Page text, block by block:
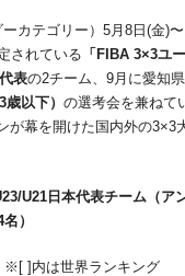
カテゴリー）5月8日(金)
されている 「FIBA 3×3ユ
表の2チーム、9月に愛知
以下） の選考会を兼ねて
が幕を開けた国内外の
U21日本代表チーム（ア
）
※[ ]内は世界ランキング